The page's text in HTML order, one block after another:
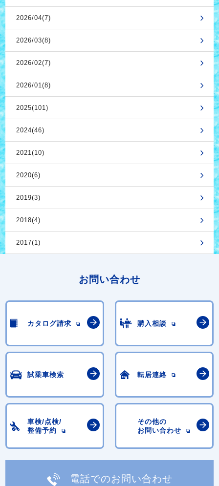
2026/04(7)
2026/03(8)
2026/02(7)
2026/01(8)
2025(101)
2024(46)
2021(10)
2020(6)
2019(3)
2018(4)
2017(1)
お問い合わせ
カタログ請求 購入相談
試乗車検索 転居連絡
車検/点検/
整備予約
その他の
お問い合わせ
電話でのお問い合わせ